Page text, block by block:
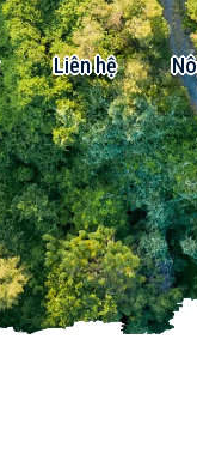
Liên hệ